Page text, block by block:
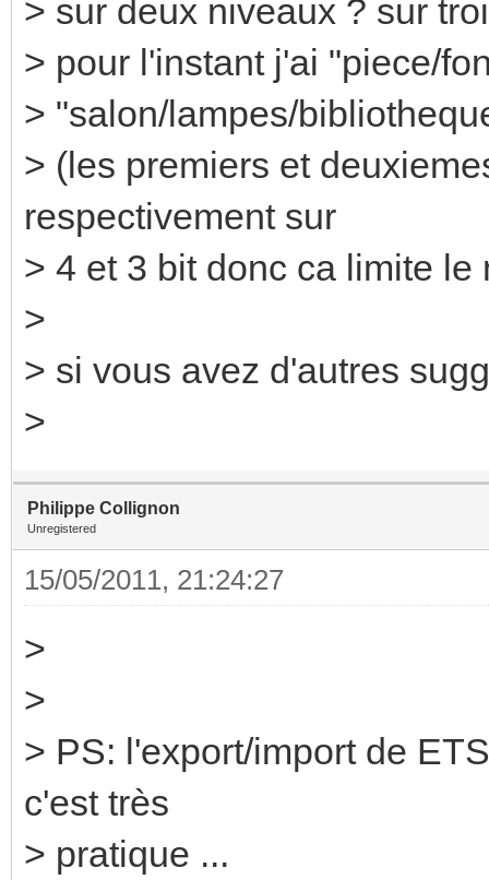
> sur deux niveaux ? sur
> pour l'instant j'ai "piece/
> "salon/lampes/
> (les premiers et
respectivement sur
> 4 et 3 bit donc ca limite le
>
> si vous avez d'autres
>
Philippe Collignon
Unregistered
15/05/2011, 21:24:27
>
>
> PS: l'export/import de
c'est très
> pratique ...